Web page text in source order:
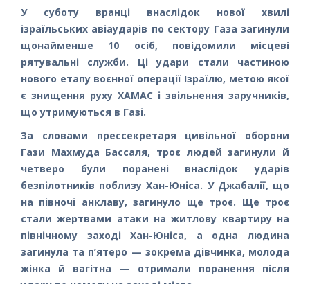
У суботу вранці внаслідок нової хвилі
ізраїльських авіаударів по сектору Газа загинули
щонайменше 10 осіб, повідомили місцеві
рятувальні служби. Ці удари стали частиною
нового етапу воєнної операції Ізраїлю, метою якої
є знищення руху ХАМАС і звільнення заручників,
що утримуються в Газі.
За словами прессекретаря цивільної оборони
Гази Махмуда Бассаля, троє людей загинули й
четверо були поранені внаслідок ударів
безпілотників поблизу Хан-Юніса. У Джабалії, що
на півночі анклаву, загинуло ще троє. Ще троє
стали жертвами атаки на житлову квартиру на
північному заході Хан-Юніса, а одна людина
загинула та п’ятеро — зокрема дівчинка, молода
жінка й вагітна — отримали поранення після